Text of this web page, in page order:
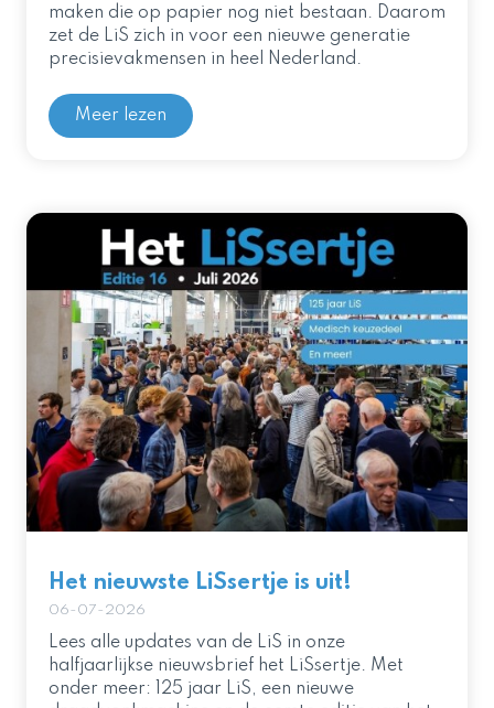
maken die op papier nog niet bestaan. Daarom
zet de LiS zich in voor een nieuwe generatie
precisievakmensen in heel Nederland.
Meer lezen
Het nieuwste LiSsertje is uit!
06-07-2026
Lees alle updates van de LiS in onze
halfjaarlijkse nieuwsbrief het LiSsertje. Met
onder meer: 125 jaar LiS, een nieuwe